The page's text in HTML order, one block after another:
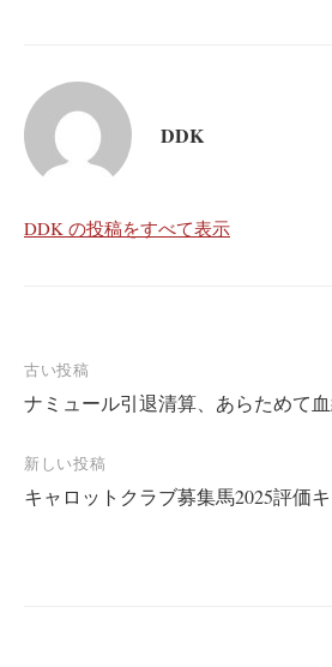
DDK
DDK の投稿をすべて表示
投
稿
ナ
ビ
ゲ
古い投稿
ナミュール引退清算、あらためて
新しい投稿
キャロットクラブ募集馬2025評価